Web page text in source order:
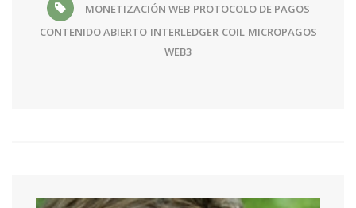
MONETIZACIÓN WEB PROTOCOLO DE PAGOS
CONTENIDO ABIERTO INTERLEDGER COIL MICROPAGOS
WEB3